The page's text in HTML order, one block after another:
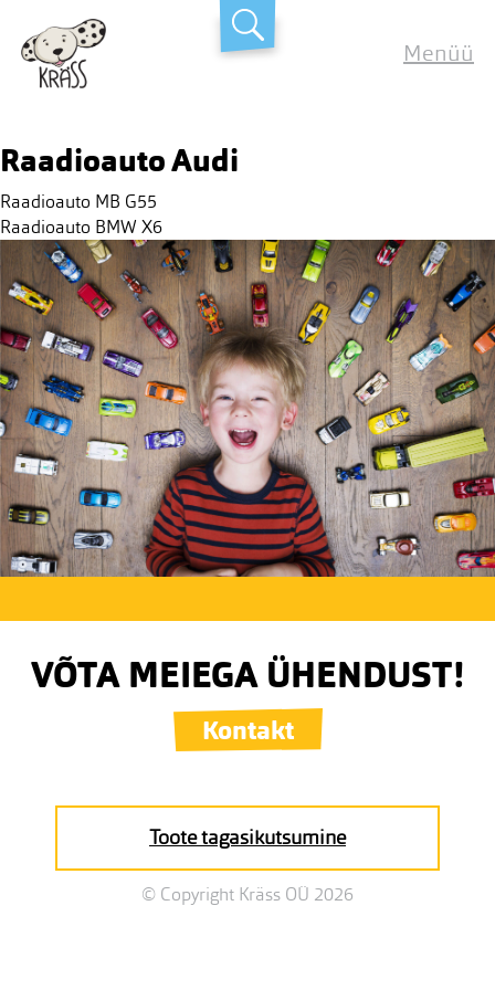
content
Kräss
Menüü
Raadioauto Audi
Post
navigation
Raadioauto MB G55
Raadioauto BMW X6
VÕTA MEIEGA ÜHENDUST!
Kontakt
Toote tagasikutsumine
© Copyright Kräss OÜ 2026